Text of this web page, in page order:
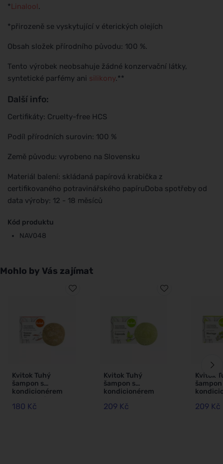
* Linalool.
*přirozeně se vyskytující v éterických olejích
Obsah složek přírodního původu: 100 %.
Tento výrobek neobsahuje žádné konzervační látky,
syntetické parfémy ani silikony.**
Další info:
Certifikáty: Cruelty-free HCS
Podíl přírodních surovin: 100 %
Země původu: vyrobeno na Slovensku
Materiál balení: skládaná papírová krabička z
certifikovaného potravinářského papíruDoba spotřeby od
data výroby: 12 - 18 měsíců
Kód produktu
NAV048
Mohlo by Vás zajímat
Kvitok Tuhý
šampon s
kondicionérem
Vzácné dřevo XXL
180 Kč
Kvitok Tuhý
šampon s
kondicionérem
Čajovník XXL (50
209 Kč
Kvitok
šampon
209 Kč